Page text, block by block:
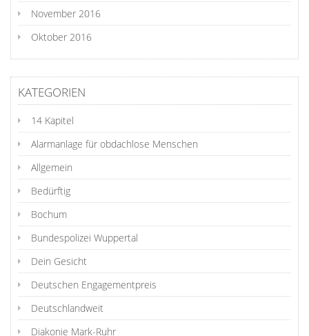
November 2016
Oktober 2016
KATEGORIEN
14 Kapitel
Alarmanlage für obdachlose Menschen
Allgemein
Bedürftig
Bochum
Bundespolizei Wuppertal
Dein Gesicht
Deutschen Engagementpreis
Deutschlandweit
Diakonie Mark-Ruhr